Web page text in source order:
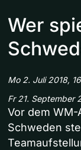
Wer
Mo 2. Juli 2018,
Fr 21. September
Vor dem
Schweden